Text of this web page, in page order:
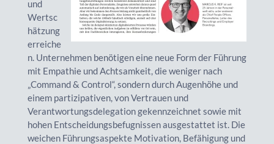
und
Wertsc
hätzung
erreiche
n. Unternehmen benötigen eine neue Form der Führung
mit Empathie und Achtsamkeit, die weniger nach
„Command & Control“, sondern durch Augenhöhe und
einem partizipativen, von Vertrauen und
Verantwortungsdelegation gekennzeichnet sowie mit
hohen Entscheidungsbefugnissen ausgestattet ist. Die
weichen Führungsaspekte Motivation, Befähigung und